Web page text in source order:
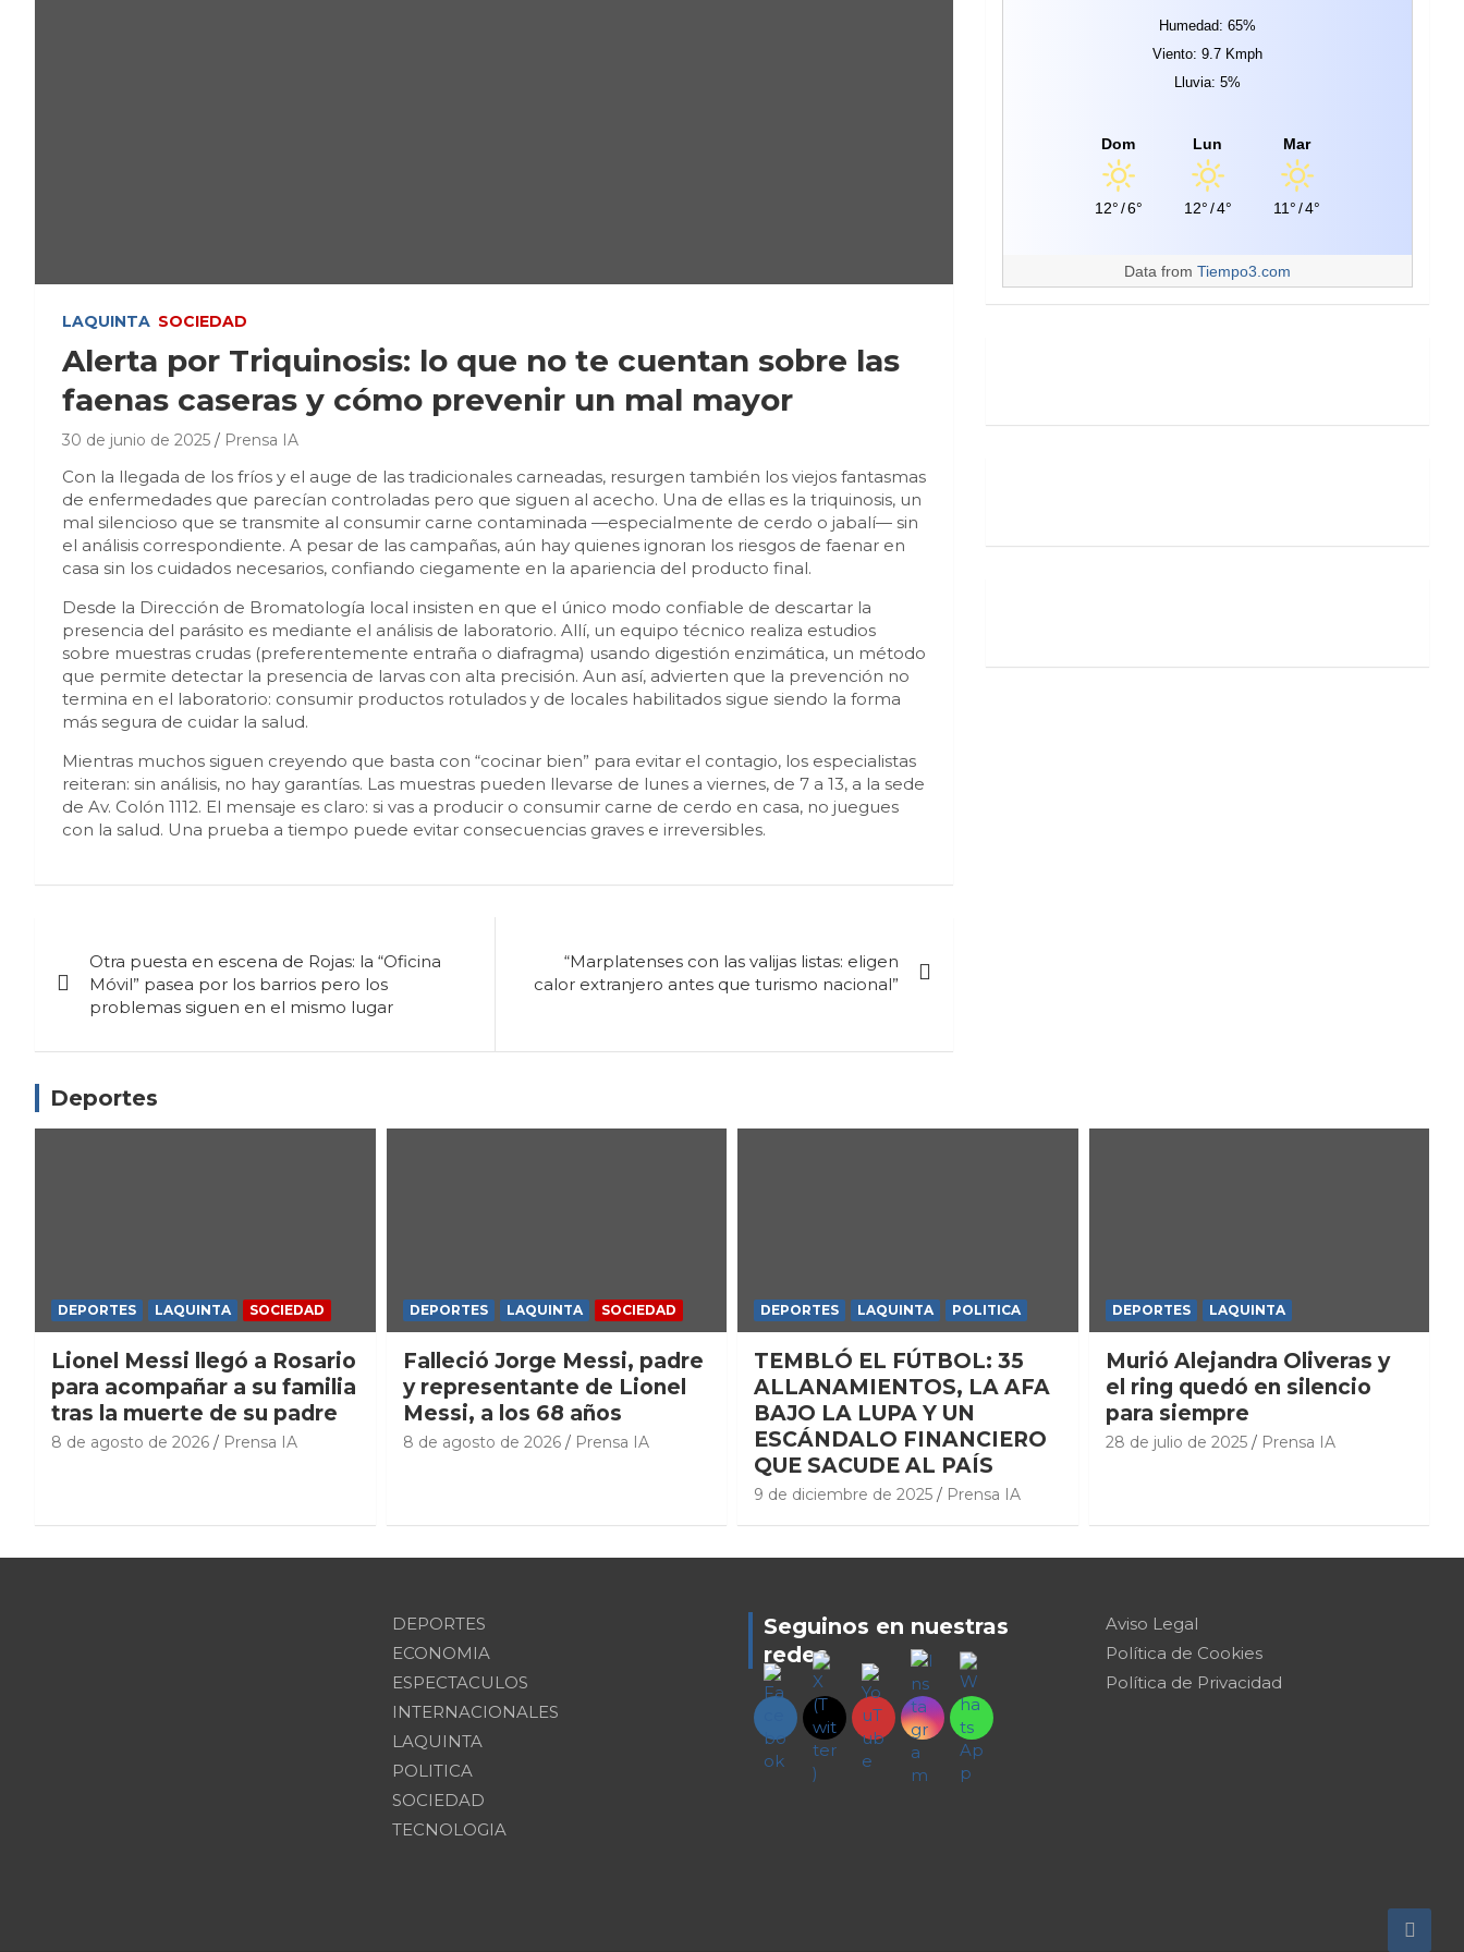
LAQUINTA SOCIEDAD
Alerta por Triquinosis: lo que no te cuentan sobre las
faenas caseras y cómo prevenir un mal mayor
30 de junio de 2025 Prensa IA
Con la llegada de los fríos y el auge de las tradicionales carneadas, resurgen también los viejos fantasmas
de enfermedades que parecían controladas pero que siguen al acecho. Una de ellas es la triquinosis, un
mal silencioso que se transmite al consumir carne contaminada —especialmente de cerdo o jabalí— sin
el análisis correspondiente. A pesar de las campañas, aún hay quienes ignoran los riesgos de faenar en
casa sin los cuidados necesarios, confiando ciegamente en la apariencia del producto final.
Desde la Dirección de Bromatología local insisten en que el único modo confiable de descartar la
presencia del parásito es mediante el análisis de laboratorio. Allí, un equipo técnico realiza estudios
sobre muestras crudas (preferentemente entraña o diafragma) usando digestión enzimática, un método
que permite detectar la presencia de larvas con alta precisión. Aun así, advierten que la prevención no
termina en el laboratorio: consumir productos rotulados y de locales habilitados sigue siendo la forma
más segura de cuidar la salud.
Mientras muchos siguen creyendo que basta con “cocinar bien” para evitar el contagio, los especialistas
reiteran: sin análisis, no hay garantías. Las muestras pueden llevarse de lunes a viernes, de 7 a 13, a la sede
de Av. Colón 1112. El mensaje es claro: si vas a producir o consumir carne de cerdo en casa, no juegues
con la salud. Una prueba a tiempo puede evitar consecuencias graves e irreversibles.
de
entradas
Otra puesta en escena de Rojas: la “Oficina
Móvil” pasea por los barrios pero los
problemas siguen en el mismo lugar
“Marplatenses con las valijas listas: eligen
calor extranjero antes que turismo nacional”
Humedad: 65%
Viento: 9.7 Kmph
Lluvia: 5%
Dom
12°/6°
Lun
12°/4°
Mar
11°/4°
Data fromTiempo3.com
Deportes
DEPORTES LAQUINTA SOCIEDAD
Lionel Messi llegó a Rosario
para acompañar a su familia
tras la muerte de su padre
8 de agosto de 2026 Prensa IA
DEPORTES LAQUINTA SOCIEDAD
Falleció Jorge Messi, padre
y representante de Lionel
Messi, a los 68 años
8 de agosto de 2026 Prensa IA
DEPORTES LAQUINTA POLITICA
TEMBLÓ EL FÚTBOL: 35
ALLANAMIENTOS, LA AFA
BAJO LA LUPA Y UN
ESCÁNDALO FINANCIERO
QUE SACUDE AL PAÍS
9 de diciembre de 2025 Prensa IA
DEPORTES LAQUINTA
Murió Alejandra Oliveras y
el ring quedó en silencio
para siempre
28 de julio de 2025 Prensa IA
DEPORTES
ECONOMIA
ESPECTACULOS
INTERNACIONALES
LAQUINTA
POLITICA
SOCIEDAD
TECNOLOGIA
Seguinos en nuestras
redes
Aviso Legal
Política de Cookies
Política de Privacidad